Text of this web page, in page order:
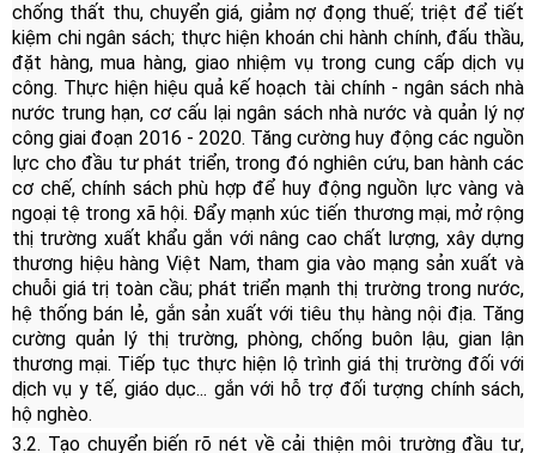
chống thất thu, chuyển giá, giảm nợ đọng thuế; triệt để tiết
kiệm chi ngân sách; thực hiện khoán chi hành chính, đấu thầu,
đặt hàng, mua hàng, giao nhiệm vụ trong cung cấp dịch vụ
công. Thực hiện hiệu quả kế hoạch tài chính - ngân sách nhà
nước trung hạn, cơ cấu lại ngân sách nhà nước và quản lý nợ
công giai đoạn 2016 - 2020. Tăng cường huy động các nguồn
lực cho đầu tư phát triển, trong đó nghiên cứu, ban hành các
cơ chế, chính sách phù hợp để huy động nguồn lực vàng và
ngoại tệ trong xã hội. Đẩy mạnh xúc tiến thương mại, mở rộng
thị trường xuất khẩu gắn với nâng cao chất lượng, xây dựng
thương hiệu hàng Việt Nam, tham gia vào mạng sản xuất và
chuỗi giá trị toàn cầu; phát triển mạnh thị trường trong nước,
hệ thống bán lẻ, gắn sản xuất với tiêu thụ hàng nội địa. Tăng
cường quản lý thị trường, phòng, chống buôn lậu, gian lận
thương mại. Tiếp tục thực hiện lộ trình giá thị trường đối với
dịch vụ y tế, giáo dục... gắn với hỗ trợ đối tượng chính sách,
hộ nghèo.
3.2. Tạo chuyển biến rõ nét về cải thiện môi trường đầu tư,